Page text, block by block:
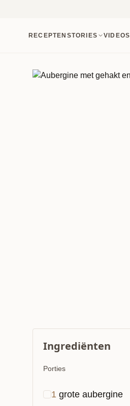
RECEPTEN STORIES VIDEOS
Ingrediënten
Porties
1 grote aubergine